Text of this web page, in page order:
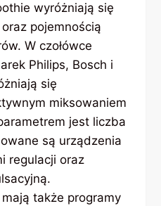
wyróżniają się
pojemnością
W czołówce
Philips, Bosch i
się
miksowaniem
jest liczba
są urządzenia
regulacji oraz
także programy